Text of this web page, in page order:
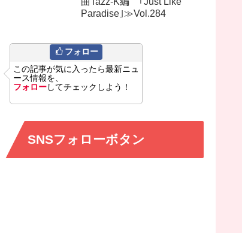
Paradise｣≫Vol.284
フォロー
この記事が気に入ったら最新ニュ
ース情報を、
フォローしてチェックしよう！
SNSフォローボタン